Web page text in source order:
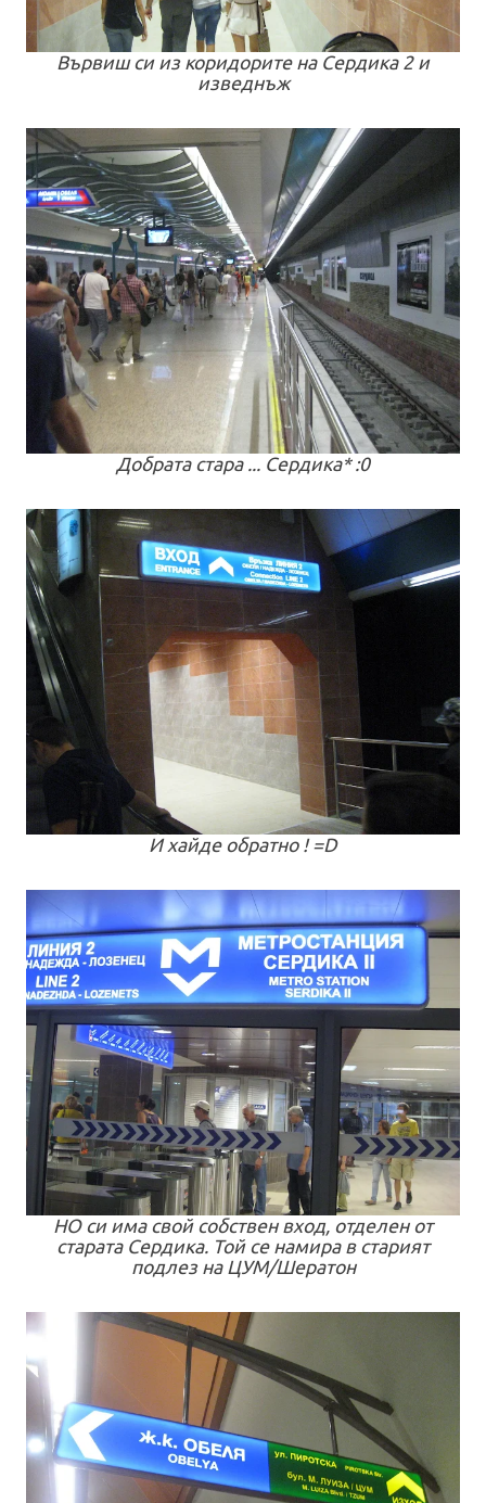
Вървиш си из коридорите на Сердика 2 и
изведнъж
Добрата стара ... Сердика* :0
И хайде обратно ! =D
НО си има свой собствен вход, отделен от
старата Сердика. Той се намира в старият
подлез на ЦУМ/Шератон